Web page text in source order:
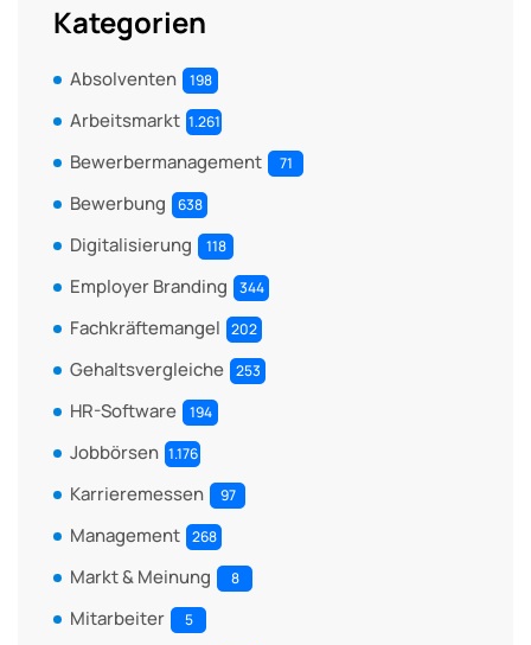
Kategorien
Absolventen 198
Arbeitsmarkt 1.261
Bewerbermanagement 71
Bewerbung 638
Digitalisierung 118
Employer Branding 344
Fachkräftemangel 202
Gehaltsvergleiche 253
HR-Software 194
Jobbörsen 1.176
Karrieremessen 97
Management 268
Markt & Meinung 8
Mitarbeiter 5